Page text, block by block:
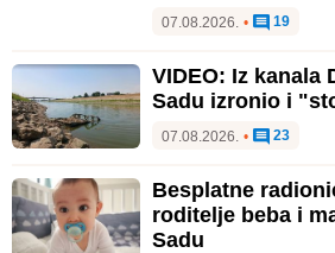
07.08.2026. • 19
VIDEO: Iz kanala
Sadu izronio i
07.08.2026. • 23
Besplatne
roditelje beba i
Sadu